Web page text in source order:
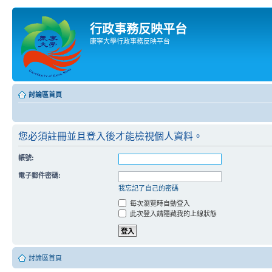
行政事務反映平台
康寧大學行政事務反映平台
討論區首頁
您必須註冊並且登入後才能檢視個人資料。
帳號:
電子郵件密碼:
我忘記了自己的密碼
每次瀏覽時自動登入
此次登入請隱藏我的上線狀態
討論區首頁